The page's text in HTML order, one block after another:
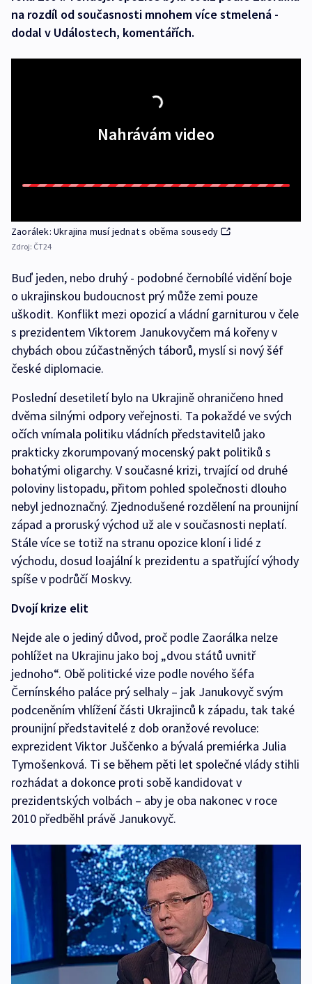
na rozdíl od současnosti mnohem více stmelená -
dodal v Událostech, komentářích.
Nahrávám video
Zaorálek: Ukrajina musí jednat s oběma sousedy
Zdroj: ČT24
Buď jeden, nebo druhý - podobné černobílé vidění boje
o ukrajinskou budoucnost prý může zemi pouze
uškodit. Konflikt mezi opozicí a vládní garniturou v čele
s prezidentem Viktorem Janukovyčem má kořeny v
chybách obou zúčastněných táborů, myslí si nový šéf
české diplomacie.
Poslední desetiletí bylo na Ukrajině ohraničeno hned
dvěma silnými odpory veřejnosti. Ta pokaždé ve svých
očích vnímala politiku vládních představitelů jako
prakticky zkorumpovaný mocenský pakt politiků s
bohatými oligarchy. V současné krizi, trvající od druhé
poloviny listopadu, přitom pohled společnosti dlouho
nebyl jednoznačný. Zjednodušené rozdělení na prounijní
západ a proruský východ už ale v současnosti neplatí.
Stále více se totiž na stranu opozice kloní i lidé z
východu, dosud loajální k prezidentu a spatřující výhody
spíše v podrůčí Moskvy.
Dvojí krize elit
Nejde ale o jediný důvod, proč podle Zaorálka nelze
pohlížet na Ukrajinu jako boj „dvou států uvnitř
jednoho“. Obě politické vize podle nového šéfa
Černínského paláce prý selhaly – jak Janukovyč svým
podceněním vhlížení části Ukrajinců k západu, tak také
prounijní představitelé z dob oranžové revoluce:
exprezident Viktor Juščenko a bývalá premiérka Julia
Tymošenková. Ti se během pěti let společné vlády stihli
rozhádat a dokonce proti sobě kandidovat v
prezidentských volbách – aby je oba nakonec v roce
2010 předběhl právě Janukovyč.